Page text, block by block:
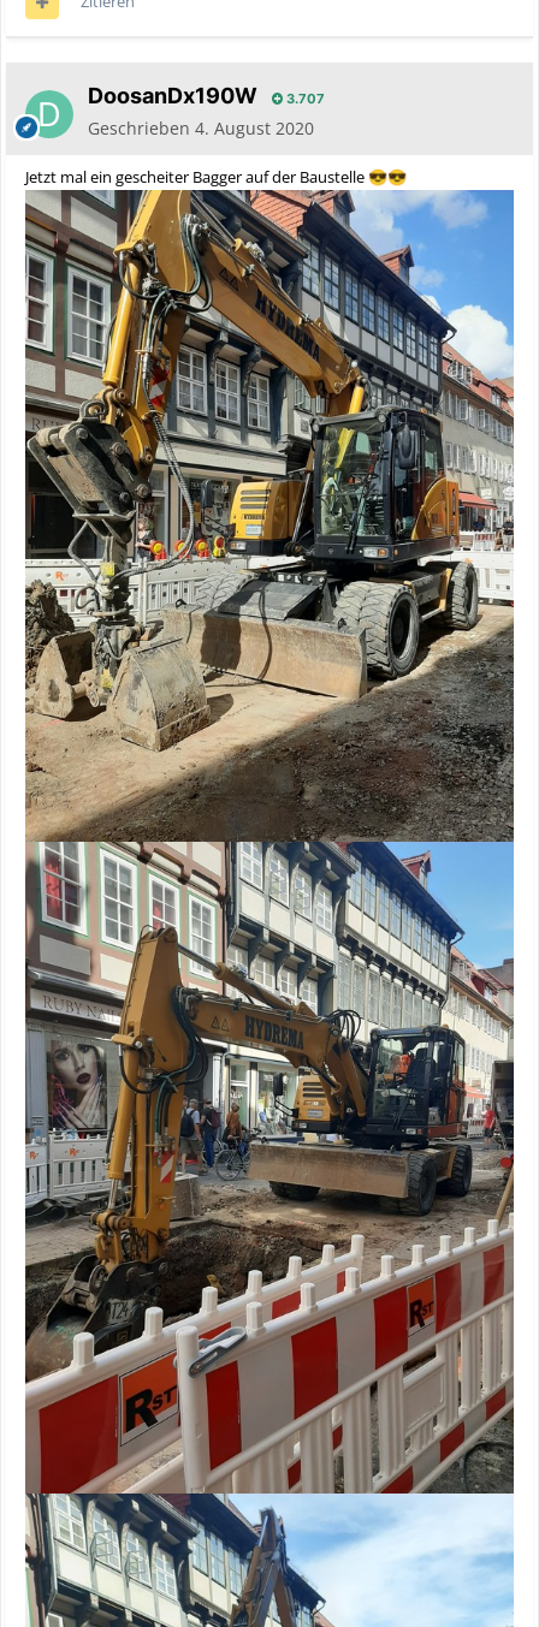
DoosanDx190W 3.707
Geschrieben 4. August 2020
Jetzt mal ein gescheiter Bagger auf der Baustelle 😎😎